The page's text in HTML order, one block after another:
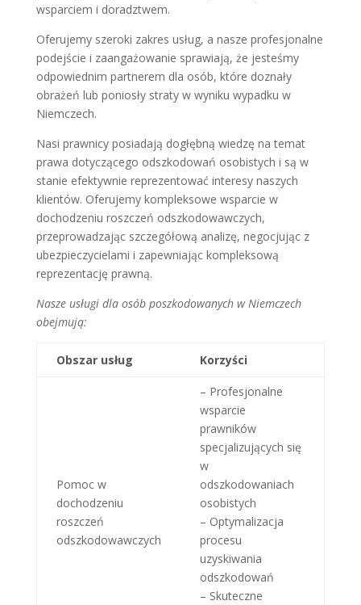
wsparciem i doradztwem.
Oferujemy szeroki zakres usług, a nasze profesjonalne
podejście i zaangażowanie sprawiają, że jesteśmy
odpowiednim partnerem dla osób, które doznały
obrażeń lub poniosły straty w wyniku wypadku w
Niemczech.
Nasi prawnicy posiadają dogłębną wiedzę na temat
prawa dotyczącego odszkodowań osobistych i są w
stanie efektywnie reprezentować interesy naszych
klientów. Oferujemy kompleksowe wsparcie w
dochodzeniu roszczeń odszkodowawczych,
przeprowadzając szczegółową analizę, negocjując z
ubezpieczycielami i zapewniając kompleksową
reprezentację prawną.
Nasze usługi dla osób poszkodowanych w Niemczech
obejmują:
Obszar usług Korzyści
Pomoc w
dochodzeniu
roszczeń
odszkodowawczych
– Profesjonalne
wsparcie
prawników
specjalizujących się
w
odszkodowaniach
osobistych
– Optymalizacja
procesu
uzyskiwania
odszkodowań
– Skuteczne